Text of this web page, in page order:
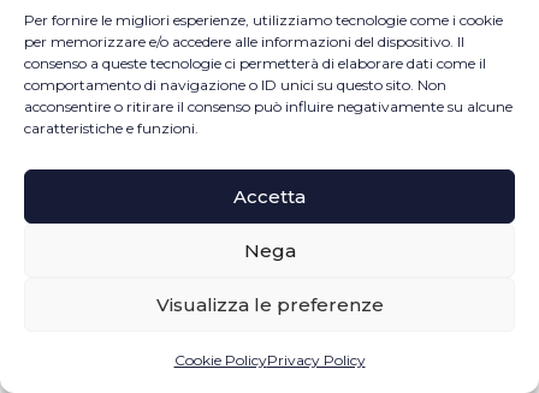
Per fornire le migliori esperienze, utilizziamo tecnologie come i cookie
per memorizzare e/o accedere alle informazioni del dispositivo. Il
consenso a queste tecnologie ci permetterà di elaborare dati come il
comportamento di navigazione o ID unici su questo sito. Non
acconsentire o ritirare il consenso può influire negativamente su alcune
caratteristiche e funzioni.
Accetta
Nega
Visualizza le preferenze
Cookie PolicyPrivacy Policy